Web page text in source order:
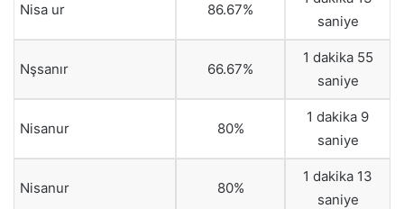
Nisa ur 86.67%
saniye
Nşsanır 66.67%
1 dakika 55
saniye
Nisanur 80%
1 dakika 9
saniye
Nisanur 80%
1 dakika 13
saniye